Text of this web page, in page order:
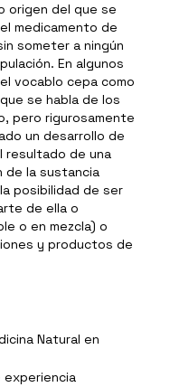
origen del que se
medicamento de
someter a ningún
En algunos
vocablo cepa como
se habla de los
pero rigurosamente
un desarrollo de
resultado de una
de la sustancia
posibilidad de ser
de ella o
o en mezcla) o
y productos de
Natural en
experiencia